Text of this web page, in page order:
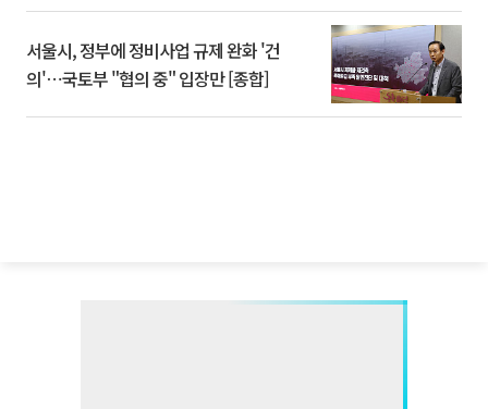
서울시, 정부에 정비사업 규제 완화 '건
의'⋯국토부 "협의 중" 입장만 [종합]